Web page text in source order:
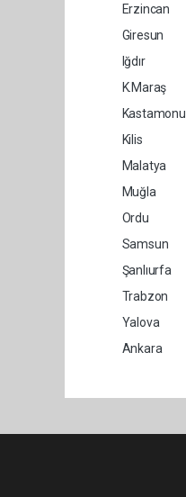
Erzincan
Giresun
Iğdır
K.Maraş
Kastamonu
Kilis
Malatya
Muğla
Ordu
Samsun
Şanlıurfa
Trabzon
Yalova
Ankara